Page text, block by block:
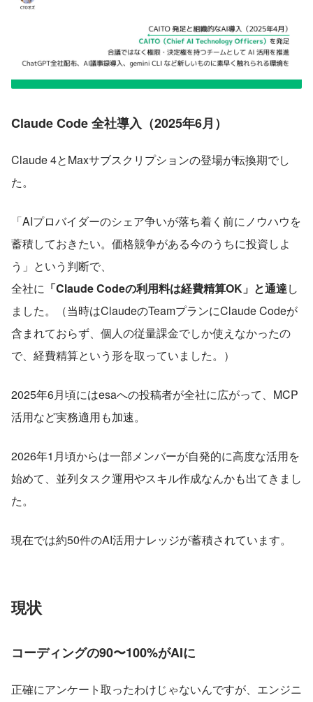
Claude Code 全社導入（2025年6月）
Claude 4とMaxサブスクリプションの登場が転換期でし
た。
「AIプロバイダーのシェア争いが落ち着く前にノウハウを
蓄積しておきたい。価格競争がある今のうちに投資しよ
う」という判断で、
全社に 「Claude Codeの利用料は経費精算OK」と通達し
ました。（当時はClaudeのTeamプランにClaude Codeが
含まれておらず、個人の従量課金でしか使えなかったの
で、経費精算という形を取っていました。）
2025年6月頃にはesaへの投稿者が全社に広がって、MCP
活用など実務適用も加速。
2026年1月頃からは一部メンバーが自発的に高度な活用を
始めて、並列タスク運用やスキル作成なんかも出てきまし
た。
現在では約50件のAI活用ナレッジが蓄積されています。
現状
コーディングの90〜100%がAIに
正確にアンケート取ったわけじゃないんですが、エンジニ